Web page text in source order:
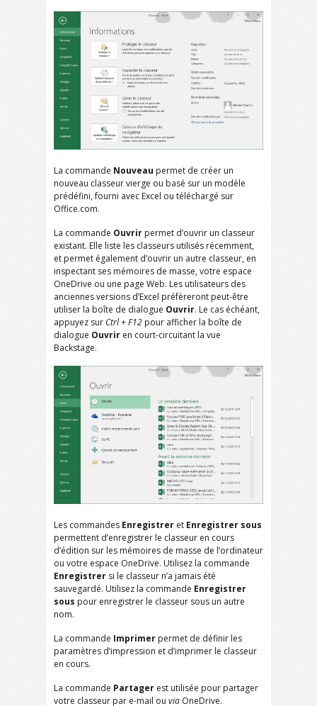
La commande Nouveau permet de créer un
nouveau classeur vierge ou basé sur un modèle
prédéfini, fourni avec Excel ou téléchargé sur
Office.com.
La commande Ouvrir permet d’ouvrir un classeur
existant. Elle liste les classeurs utilisés récemment,
et permet également d’ouvrir un autre classeur, en
inspectant ses mémoires de masse, votre espace
OneDrive ou une page Web. Les utilisateurs des
anciennes versions d’Excel préfèreront peut-être
utiliser la boîte de dialogue Ouvrir. Le cas échéant,
appuyez sur Ctrl + F12 pour afficher la boîte de
dialogue Ouvrir en court-circuitant la vue
Backstage.
Les commandes Enregistrer et Enregistrer sous
permettent d’enregistrer le classeur en cours
d’édition sur les mémoires de masse de l’ordinateur
ou votre espace OneDrive. Utilisez la commande
Enregistrer si le classeur n’a jamais été
sauvegardé. Utilisez la commande Enregistrer
sous pour enregistrer le classeur sous un autre
nom.
La commande Imprimer permet de définir les
paramètres d’impression et d’imprimer le classeur
en cours.
La commande Partager est utilisée pour partager
votre classeur par e-mail ou via OneDrive.